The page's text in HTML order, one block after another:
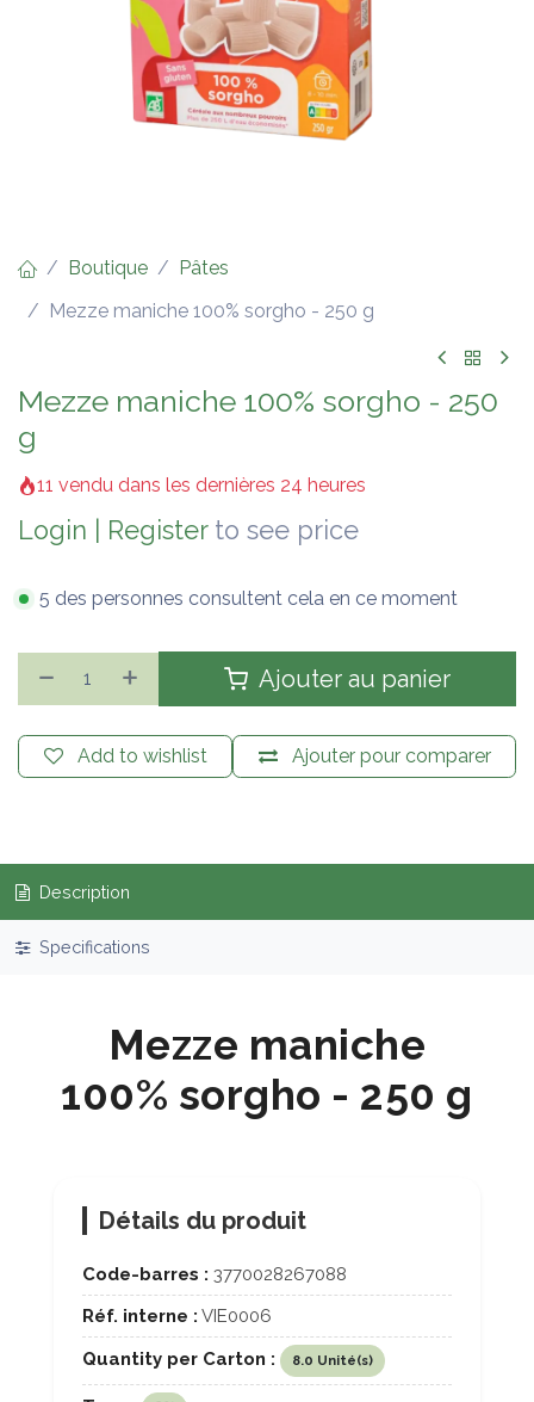
Boutique
Pâtes
Mezze maniche 100% sorgho - 250 g
Mezze maniche 100% sorgho - 250
g
11 vendu dans les dernières 24 heures
Login Register to see price
5 des personnes consultent cela en ce moment
Ajouter au panier
Ajouter pour comparer
Add to wishlist
Description
Specifications
Mezze maniche
100% sorgho - 250 g
Détails du produit
Code-barres : 3770028267088
Réf. interne : VIE0006
Quantity per Carton :
8.0 Unité(s)